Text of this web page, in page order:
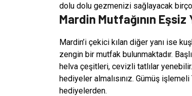
dolu dolu gezmenizi sağlayacak
Mardin Mutfağının
Mardin’i çekici kılan diğer yanı ise
zengin bir mutfak bulunmaktadır.
helva çeşitleri, cevizli tatlılar
hediyeler almalısınız. Gümüş
hediyelerden.